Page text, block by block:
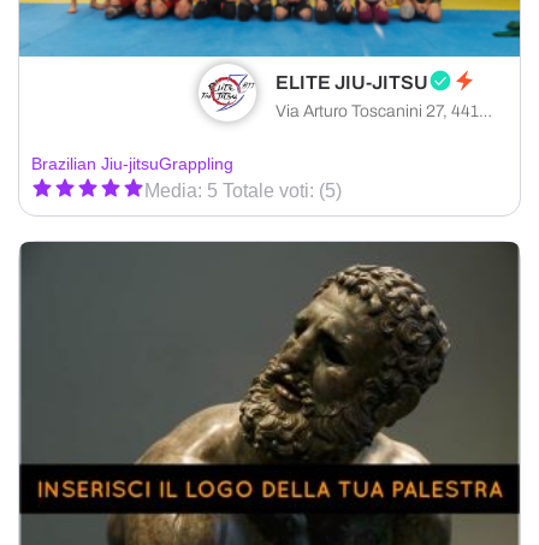
ELITE JIU-JITSU
Via Arturo Toscanini 27, 44124 Ferrara provincia di Ferrara, Italia
Brazilian Jiu-jitsuGrappling
Media: 5 Totale voti: (5)